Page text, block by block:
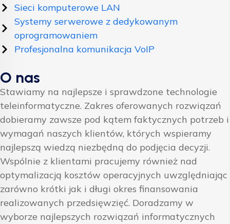
Sieci komputerowe LAN
Systemy serwerowe z dedykowanym
oprogramowaniem
Profesjonalna komunikacja VoIP
O nas
Stawiamy na najlepsze i sprawdzone technologie
teleinformatyczne. Zakres oferowanych rozwiązań
dobieramy zawsze pod kątem faktycznych potrzeb i
wymagań naszych klientów, których wspieramy
najlepszą wiedzą niezbędną do podjęcia decyzji.
Wspólnie z klientami pracujemy również nad
optymalizacją kosztów operacyjnych uwzględniając
zarówno krótki jak i długi okres finansowania
realizowanych przedsięwzięć. Doradzamy w
wyborze najlepszych rozwiązań informatycznych